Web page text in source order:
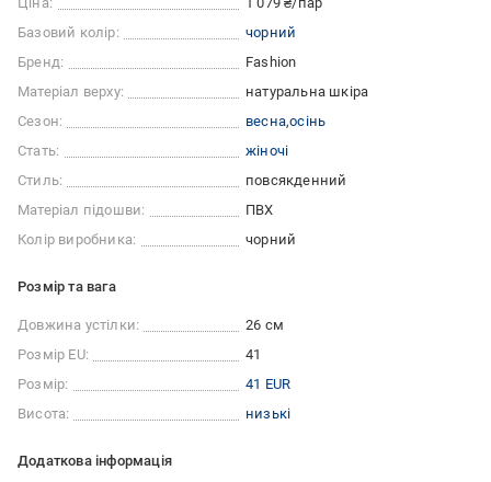
Базовий колір:
чорний
Бренд:
Fashion
Матеріал верху:
натуральна шкіра
Сезон:
весна осінь
Стать:
жіночі
Стиль:
повсякденний
Матеріал підошви:
ПВХ
Колір виробника:
чорний
Розмір та вага
Довжина устілки:
26 см
Розмір EU:
41
Розмір:
41 EUR
Висота:
низькі
Додаткова інформація